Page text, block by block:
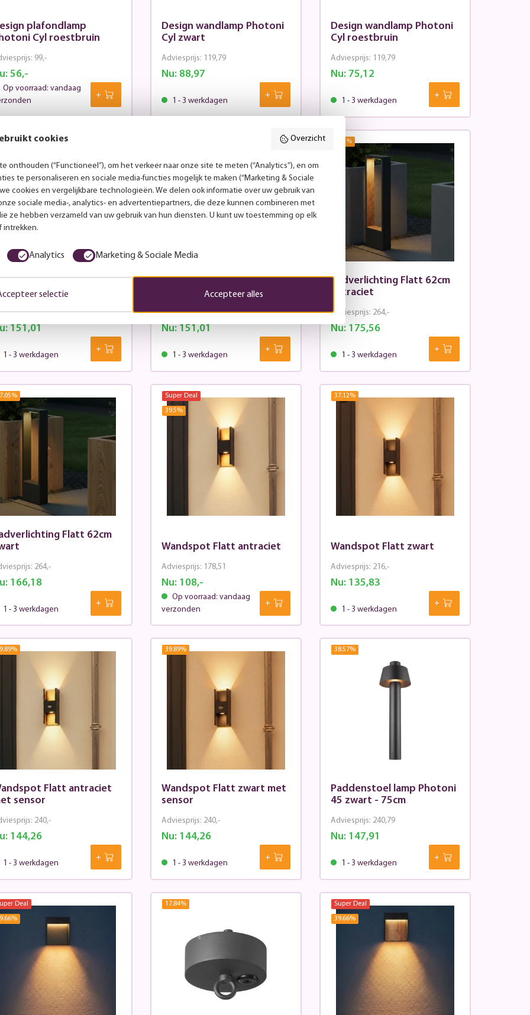
plafondlamp
Cyl roestbruin
56,-
99,-
Op voorraad: vandaag
Design wandlamp Photoni
Cyl zwart
Nu:88,97
Adviesprijs: 119,79
1 - 3 werkdagen
Design wandlamp Photoni
Cyl roestbruin
Nu:75,12
Adviesprijs: 119,79
1 - 3 werkdagen
%
Flatt 36cm
151,01
240,-
1 - 3 werkdagen
Padverlichting Flatt 36cm
Nu:151,01
Adviesprijs:240,-
1 - 3 werkdagen
%
Padverlichting Flatt 62cm
antraciet
Nu:175,56
Adviesprijs: 264,-
1 - 3 werkdagen
%
Flatt 62cm
166,18
264,-
1 - 3 werkdagen
Super Deal
39.5%
Wandspot Flatt antraciet
Nu:108,-
Adviesprijs: 178,51
Op voorraad: vandaag
verzonden
37.12%
Wandspot Flatt zwart
Nu:135,83
Adviesprijs: 216,-
1 - 3 werkdagen
%
Flatt antraciet
sensor
144,26
240,-
1 - 3 werkdagen
39.89%
Wandspot Flatt zwart met
sensor
Nu:144,26
Adviesprijs: 240,-
1 - 3 werkdagen
38.57%
Paddenstoel lamp Photoni
45 zwart - 75cm
Nu:147,91
Adviesprijs: 240,79
1 - 3 werkdagen
Deal
%
17.84% Super Deal
39.66%
cookies Overzicht
onthouden (“Functioneel”), om het verkeer naar onze site te meten (“Analytics”), en om
te personaliseren en sociale media-functies mogelijk te maken (“Marketing & Sociale
cookies en vergelijkbare technologieën. We delen ook informatie over uw gebruik van
sociale media-, analytics- en advertentiepartners, die deze kunnen combineren met
ze hebben verzameld van uw gebruik van hun diensten. U kunt uw toestemming op elk
intrekken.
Analytics Marketing & Sociale Media
selectie Accepteer alles